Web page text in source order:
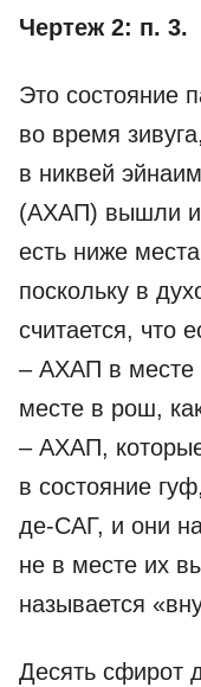
Чертеж 2: п. 3.
Это состояние
во время
в никвей
(АХАП) вышли
есть ниже
поскольку в
считается, что
– АХАП в месте
месте в рош,
– АХАП,
в состояние
де-­САГ, и они
не в месте их
называется
Десять сфирот